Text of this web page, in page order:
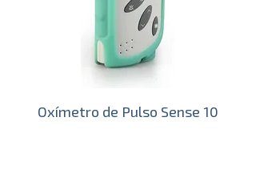
Oxímetro de Pulso Sense 10